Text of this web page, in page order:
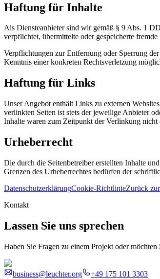
Haftung für Inhalte
Als Diensteanbieter sind wir gemäß § 9 Abs. 1
verpflichtet, übermittelte oder gespeicherte
Verpflichtungen zur Entfernung oder Sperrung
Kenntnis einer konkreten Rechtsverletzung
Haftung für Links
Unser Angebot enthält Links zu externen
verlinkten Seiten ist stets der jeweilige Anbieter
Inhalte waren zum Zeitpunkt der Verlinkung nicht
Urheberrecht
Die durch die Seitenbetreiber erstellten Inhalte
Grenzen des Urheberrechtes bedürfen der
DatenschutzerklärungCookie-RichtlinieZurück
Kontakt
Lassen Sie uns sprechen
Haben Sie Fragen zu einem Projekt oder
business@leuchter.org
+49 175 101 3303